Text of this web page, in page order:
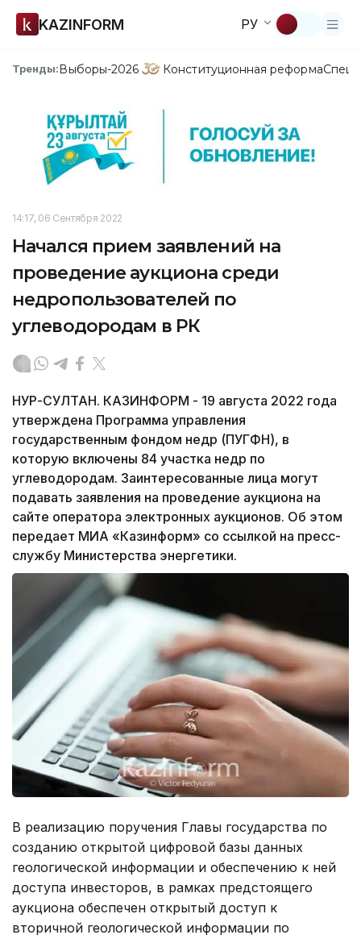
KAZINFORM РУ
Тренды:Выборы-2026 Конституционная реформа
14:17, 06 Сентября 2022
Начался прием заявлений на
проведение аукциона среди
недропользователей по
углеводородам в РК
НУР-СУЛТАН. КАЗИНФОРМ - 19 августа 2022 года
утверждена Программа управления
государственным фондом недр (ПУГФН), в
которую включены 84 участка недр по
углеводородам. Заинтересованные лица могут
подавать заявления на проведение аукциона на
сайте оператора электронных аукционов. Об этом
передает МИА «Казинформ» со ссылкой на пресс-
службу Министерства энергетики.
В реализацию поручения Главы государства по
созданию открытой цифровой базы данных
геологической информации и обеспечению к ней
доступа инвесторов, в рамках предстоящего
аукциона обеспечен открытый доступ к
вторичной геологической информации по